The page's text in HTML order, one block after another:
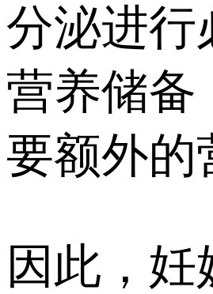
分泌进行
营养储备
要额外的
因此，妊